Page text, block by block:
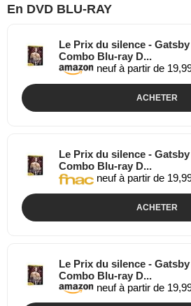
En DVD BLU-RAY
Le Prix du silence -
Combo Blu-ray D...
neuf à partir de
ACHETER
Le Prix du silence -
Combo Blu-ray D...
neuf à partir de
ACHETER
Le Prix du silence -
Combo Blu-ray D...
neuf à partir de